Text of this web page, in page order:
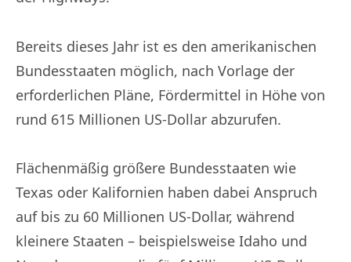
Bereits dieses Jahr ist es den amerikanischen
Bundesstaaten möglich, nach Vorlage der
erforderlichen Pläne, Fördermittel in Höhe von
rund 615 Millionen US-Dollar abzurufen.
Flächenmäßig größere Bundesstaaten wie
Texas oder Kalifornien haben dabei Anspruch
auf bis zu 60 Millionen US-Dollar, während
kleinere Staaten – beispielsweise Idaho und